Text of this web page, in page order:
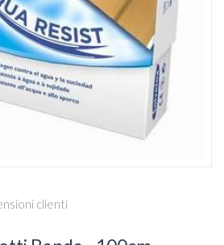
clienti